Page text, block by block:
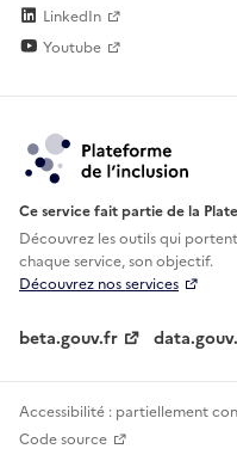
LinkedIn
Youtube
Ce service fait partie de la
Découvrez les outils qui
chaque service, son objectif.
Découvrez nos services
beta.gouv.fr
Accessibilité : partiellement
Code source